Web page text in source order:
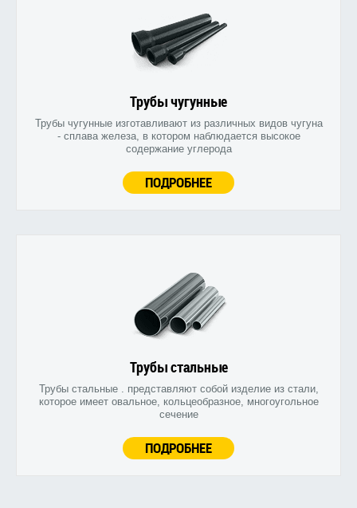
Трубы чугунные
Трубы чугунные изготавливают из различных видов чугуна
- сплава железа, в котором наблюдается высокое
содержание углерода
ПОДРОБНЕЕ
Трубы стальные
Трубы стальные . представляют собой изделие из стали,
которое имеет овальное, кольцеобразное, многоугольное
сечение
ПОДРОБНЕЕ